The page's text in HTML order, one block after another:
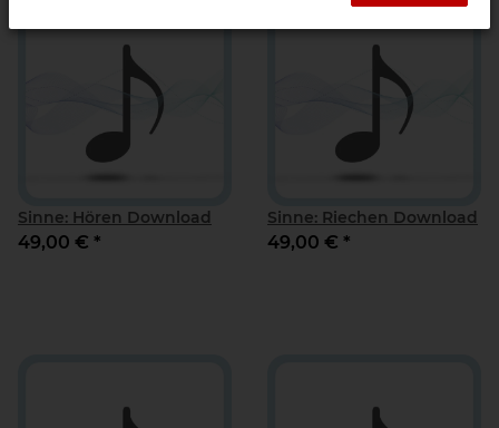
Sinne: Hören Download
49,00 € *
Sinne: Riechen Download
49,00 € *